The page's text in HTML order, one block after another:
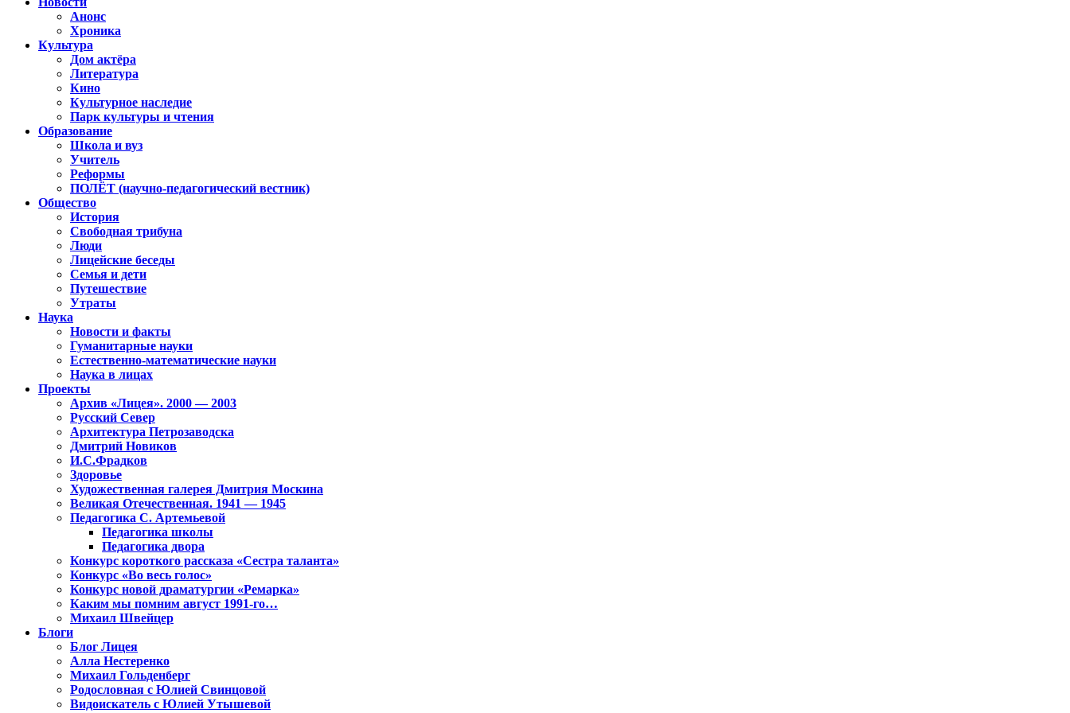
Анонс
Хроника
Культура
Дом актёра
Литература
Кино
Культурное наследие
Парк культуры и чтения
Образование
Школа и вуз
Учитель
Реформы
ПОЛЁТ (научно-педагогический вестник)
Общество
История
Свободная трибуна
Люди
Лицейские беседы
Семья и дети
Путешествие
Утраты
Наука
Новости и факты
Гуманитарные науки
Естественно-математические науки
Наука в лицах
Проекты
Архив «Лицея». 2000 — 2003
Русский Север
Архитектура Петрозаводска
Дмитрий Новиков
И.С.Фрадков
Здоровье
Художественная галерея Дмитрия Москина
Великая Отечественная. 1941 — 1945
Педагогика С. Артемьевой
Педагогика школы
Педагогика двора
Конкурс короткого рассказа «Сестра таланта»
Конкурс «Во весь голос»
Конкурс новой драматургии «Ремарка»
Каким мы помним август 1991-го…
Михаил Швейцер
Блоги
Блог Лицея
Алла Нестеренко
Михаил Гольденберг
Родословная с Юлией Свинцовой
Видоискатель с Юлией Утышевой